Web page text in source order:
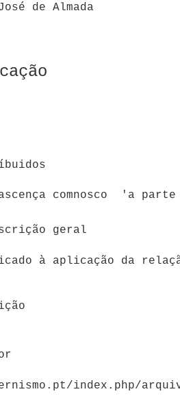
de Almada
geral
à aplicação da
index.php/